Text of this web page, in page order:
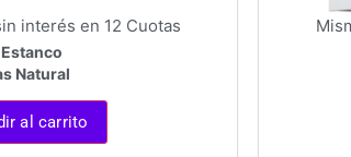
interés en 12 Cuotas
Natural
al carrito